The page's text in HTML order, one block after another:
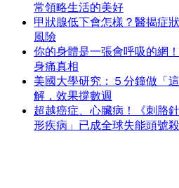
常領略生活的美好
甲狀腺低下會怎樣？醫揭症
風險
你的身體是一張會呼吸的網
身痛真相
美國大學研究：５分鐘做「
解，效果撐數週
超越癌症、心臟病！《刺胳
形疾病」已成全球失能頭號